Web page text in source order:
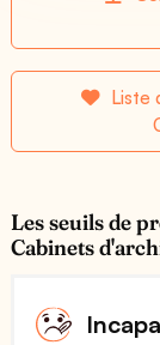
Liste
Les seuils de
Cabinets